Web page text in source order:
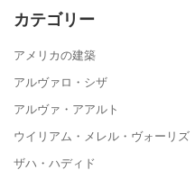
カテゴリー
アメリカの建築
アルヴァロ・シザ
アルヴァ・アアルト
ウイリアム・メレル・ヴォーリズ
ザハ・ハディド